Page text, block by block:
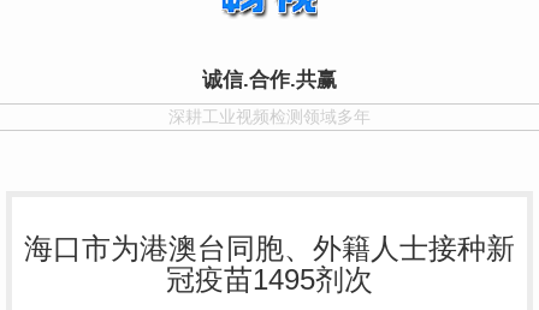
诚信.合作.共赢
深耕工业视频检测领域多年
海口市为港澳台同胞、外籍人士接种新
冠疫苗1495剂次